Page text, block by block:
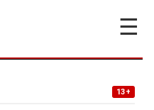
☰
13+